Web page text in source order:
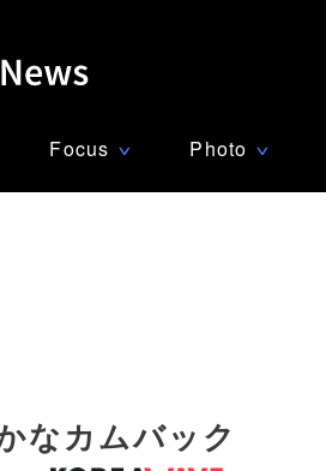
Focus ∨ Photo ∨
なカムバック